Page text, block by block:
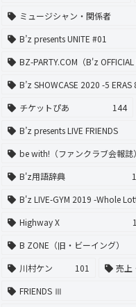
ミュージシャン・関係者
B’z presents UNITE #01
BZ-PARTY.COM（B'z OFFICIAL
B’z SHOWCASE 2020 -5
チケットぴあ
144
B’z presents LIVE FRIENDS
be with!（ファンクラブ会報誌
B'z用語辞典
B'z LIVE-GYM 2019 -Whole
Highway X
B ZONE（旧・ビーイング）
川村ケン
101 売上
FRIENDS Ⅲ